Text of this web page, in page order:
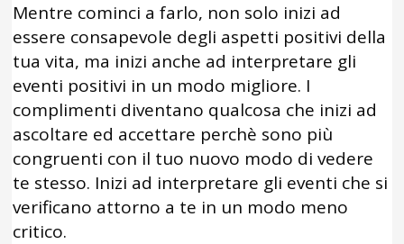
Mentre cominci a farlo, non solo inizi ad
essere consapevole degli aspetti positivi della
tua vita, ma inizi anche ad interpretare gli
eventi positivi in un modo migliore. I
complimenti diventano qualcosa che inizi ad
ascoltare ed accettare perchè sono più
congruenti con il tuo nuovo modo di vedere
te stesso. Inizi ad interpretare gli eventi che si
verificano attorno a te in un modo meno
critico.